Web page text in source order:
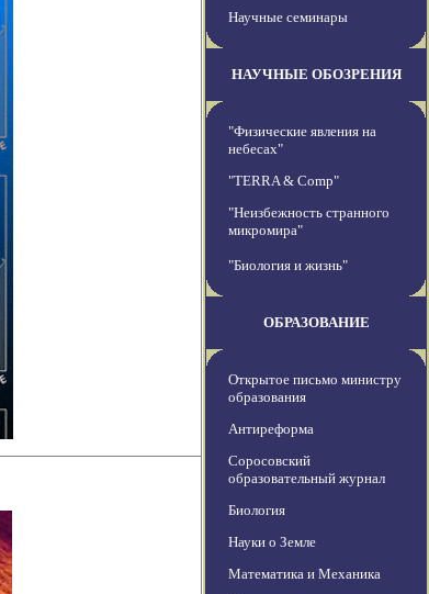
Научные семинары
НАУЧНЫЕ ОБОЗРЕНИЯ
"Физические явления на
небесах"
"TERRA & Comp"
"Неизбежность странного
микромира"
"Биология и жизнь"
ОБРАЗОВАНИЕ
Открытое письмо министру
образования
Антиреформа
Соросовский
образовательный журнал
Биология
Науки о Земле
Математика и Механика